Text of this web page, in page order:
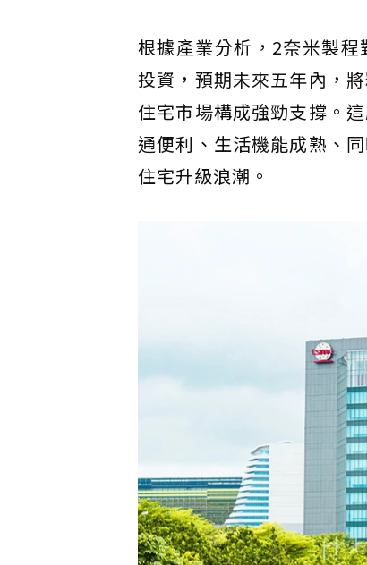
根據產業分析，2奈米製
投資，預期未來五年內，
住宅市場構成強勁支撐。
通便利、生活機能成熟、
住宅升級浪潮。